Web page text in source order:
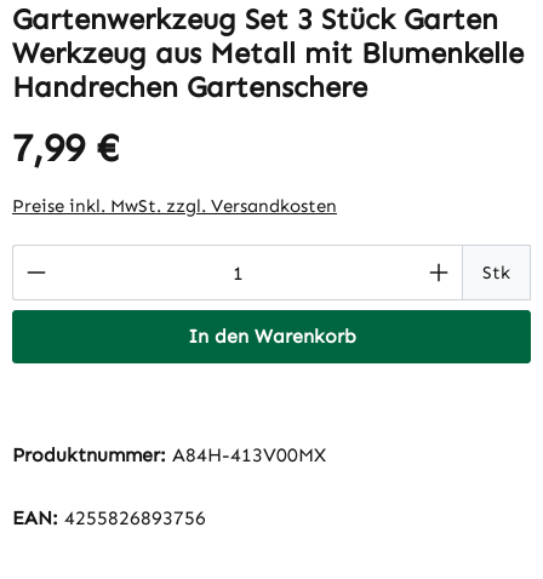
Gartenwerkzeug Set 3 Stück Garten
Werkzeug aus Metall mit Blumenkelle
Handrechen Gartenschere
Regulärer Preis:
7,99 €
Preise inkl. MwSt. zzgl. Versandkosten
Produkt Anzahl: Gib den gewünschtenStk
In den Warenkorb
Produktnummer: A84H-413V00MX
EAN: 4255826893756